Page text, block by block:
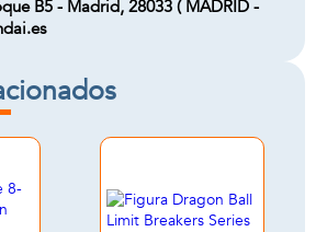
B5 - Madrid, 28033 ( MADRID -